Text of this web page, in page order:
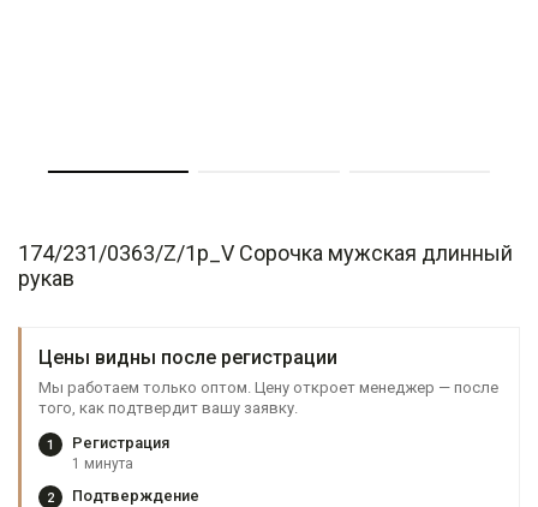
174/231/0363/Z/1p_V Сорочка мужская длинный
рукав
Цены видны после регистрации
Мы работаем только оптом. Цену откроет менеджер — после
того, как подтвердит вашу заявку.
1 Регистрация
1 минута
2 Подтверждение